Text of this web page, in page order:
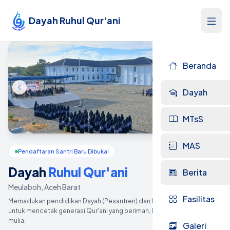
Dayah Ruhul Qur'ani
Beranda
Dayah
MTsS
MAS
Berita
Fasilitas
Galeri
Pendaftaran Santri Baru Dibuka!
Dayah Ruhul Qur'ani
Meulaboh, Aceh Barat
Memadukan pendidikan Dayah (Pesantren) dan kurikulum Madrasah
untuk mencetak generasi Qur'ani yang beriman, berilmu, dan berakhlak
mulia.